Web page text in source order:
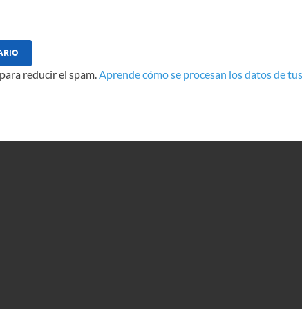
reducir el spam.Aprende cómo se procesan los datos de